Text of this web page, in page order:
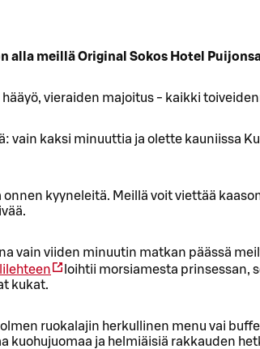
alla meillä Original Sokos Hotel
vieraiden majoitus - kaikki
vain kaksi minuuttia ja olette kauniissa
onnen kyyneleitä. Meillä voit viettää
vain viiden minuutin matkan päässä
loihtii morsiamesta prinsessan,
kukat.
ruokalajin herkullinen menu vai
kuohujuomaa ja helmiäisiä rakkauden